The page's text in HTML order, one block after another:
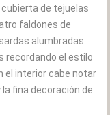
de tejuelas
faldones de
alumbradas
recordando el estilo
el interior cabe notar
fina decoración de